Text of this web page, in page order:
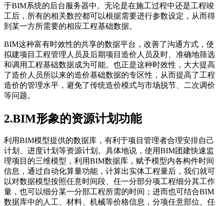
于BIM系统的后台服务器中。无论是在施工过程中还是工程竣
工后，所有的相关数控都可以根据需要进行参数设定，从而得
到某一方所需要的相应工程基础数据。
BIM这种富有时效性的共享的数据平台，改善了沟通方式，使
拟建项目工程管理人员及后期项目造价人员及时、准确地筛选
和调用工程基础数据成为可能。也正是这种时效性，大大提高
了造价人员所以来的造价基础数据的专区性，从而提高了工程
造价的管理水平，避免了传统造价模式与市场脱节、二次调价
等问题。
2.BIM形象的资源计划功能
利用BIM模型提供的数据库，有利于项目管理者合理安排自己
计划、进度计划等资源计划。具体地说，使用BIM团建快速监
理项目的三维模型，利用BIM数据库，赋予模型内各构件时间
信息，通过自动化算量功能，计算出实体工程量后，我们就可
以对数据模型按照任意时间段、任一分部分项工程细分其工作
量，也可以细分某一分部工程所需的时间；进而也可结合BIM
数据库中的人工、材料、机械等价格信息，分项任意部位、任